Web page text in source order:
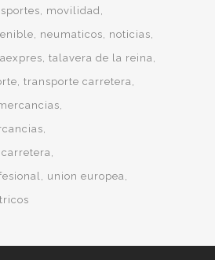
movilidad
neumaticos
noticias
talavera de la reina
transporte carretera
union europea